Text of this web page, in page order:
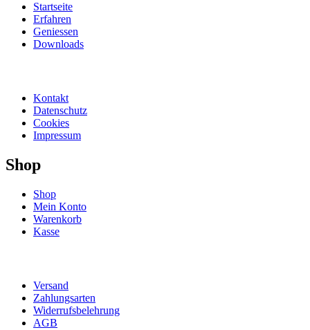
Startseite
Erfahren
Geniessen
Downloads
Kontakt
Datenschutz
Cookies
Impressum
Shop
Shop
Mein Konto
Warenkorb
Kasse
Versand
Zahlungsarten
Widerrufsbelehrung
AGB